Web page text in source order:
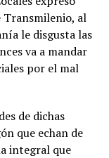
Transmilenio, al
le disgusta las
va a mandar
por el mal
de dichas
que echan de
integral que